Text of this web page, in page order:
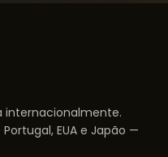
internacionalmente.
EUA e Japão —